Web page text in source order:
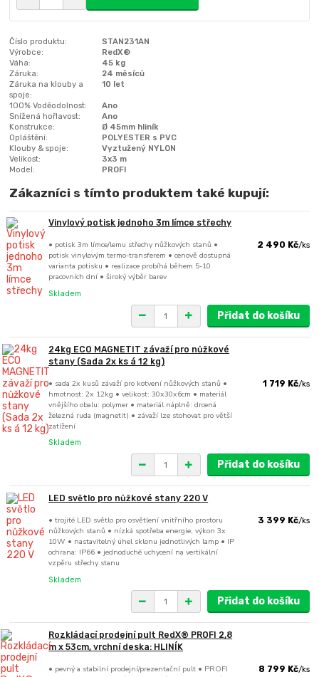
Číslo produktu:
STAN231AN
Výrobce:
RedX®
Váha:
45 kg
Záruka:
24 měsíců
Záruka na klouby a
spoje:
10 let
100% Voděodolnost:
Ano
Snížená hořlavost:
Ano
Konstrukce:
Ø 45mm hliník
Opláštění:
POLYESTER s PVC
Klouby & spoje:
Vyztužený NYLON
Velikost:
3x3 m
Model:
PROFI
Zákazníci s tímto produktem také kupují:
Vinylový potisk jednoho 3m límce střechy
• potisk 3m límce/lemu střechy nůžkových stanů •
potisk vinylovým termo-transferem • cenově dostupná
varianta potisku • realizace probíhá během 5-10
pracovních dní • široký výběr barev
2 490 Kč/ks
Skladem
Přidat do košíku
24kg ECO MAGNETIT závaží pro nůžkové
stany (Sada 2x ks á 12 kg)
• sada 2x kusů závaží pro kotvení nůžkových stanů •
hmotnost: 2x 12kg • velikost: 30x30x6cm • materiál
vnějšího obalu: polymer • materiál náplně: drcená
železná ruda (magnetit) • závaží lze stohovat pro větší
zatížení
1 719 Kč/ks
Skladem
Přidat do košíku
LED světlo pro nůžkové stany 220 V
• trojité LED světlo pro osvětlení vnitřního prostoru
nůžkových stanů • nízká spotřeba energie, výkon 3x
10W • nastavitelný úhel sklonu jednotlivých lamp • IP
ochrana: IP66 • jednoduché uchycení na vertikální
vzpěru střechy stanu
3 399 Kč/ks
Skladem
Přidat do košíku
Rozkládací prodejní pult RedX® PROFI 2,8
m x 53cm, vrchní deska: HLINÍK
• pevný a stabilní prodejní/prezentační pult • PROFI
8 799 Kč/ks